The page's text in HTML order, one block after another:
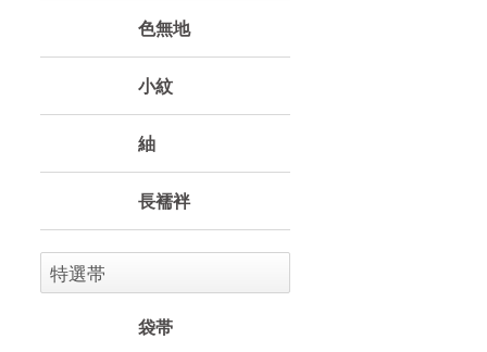
色無地
小紋
紬
長襦袢
特選帯
袋帯